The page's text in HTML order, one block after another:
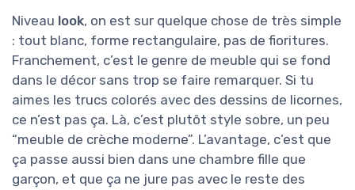
Niveau look, on est sur quelque chose de très simple
: tout blanc, forme rectangulaire, pas de fioritures.
Franchement, c’est le genre de meuble qui se fond
dans le décor sans trop se faire remarquer. Si tu
aimes les trucs colorés avec des dessins de licornes,
ce n’est pas ça. Là, c’est plutôt style sobre, un peu
“meuble de crèche moderne”. L’avantage, c’est que
ça passe aussi bien dans une chambre fille que
garçon, et que ça ne jure pas avec le reste des